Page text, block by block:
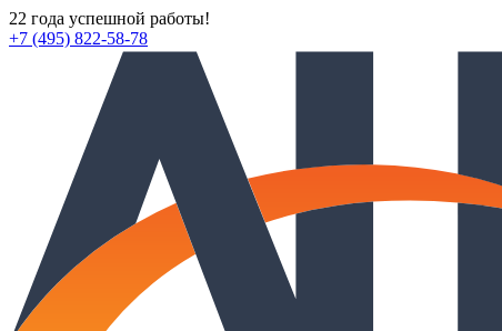
22 года успешной работы!
+7 (495) 822-58-78